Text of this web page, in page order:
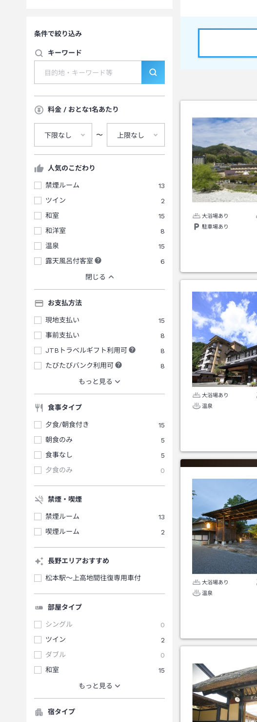
条件で絞り込み
キーワード
料金 / おとな1名あたり
下限なし 〜 上限なし
人気のこだわり
禁煙ルーム
13
ツイン
2
和室
15
和洋室
8
温泉
15
露天風呂付客室
6
閉じる
お支払方法
現地支払い
15
事前支払い
8
JTBトラベルギフト利用可
8
たびたびバンク利用可
8
もっと見る
食事タイプ
夕食/朝食付き
15
朝食のみ
5
食事なし
5
夕食のみ
0
禁煙・喫煙
禁煙ルーム
13
喫煙ルーム
2
長野エリアおすすめ
松本駅～上高地間往復専用車付
部屋タイプ
シングル
0
ツイン
2
ダブル
0
和室
15
もっと見る
宿タイプ
大浴場あり
駐車場あり
大浴場あり
温泉
大浴場あり
温泉